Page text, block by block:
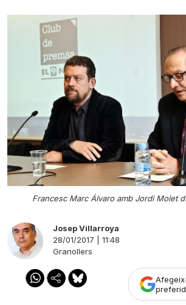
Francesc Marc Álvaro amb Jordi Molet
Josep Villarroya
28/01/2017 | 11:48
Granollers